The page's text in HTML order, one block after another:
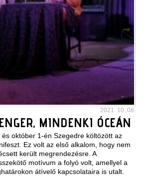
2021. 10. 08.
MINDENKI ÓCEÁN
október 1-én Szegedre költözött az
Ez volt az első alkalom, hogy nem
került megrendezésre. A
motívum a folyó volt, amellyel a
átívelő kapcsolataira is utalt.